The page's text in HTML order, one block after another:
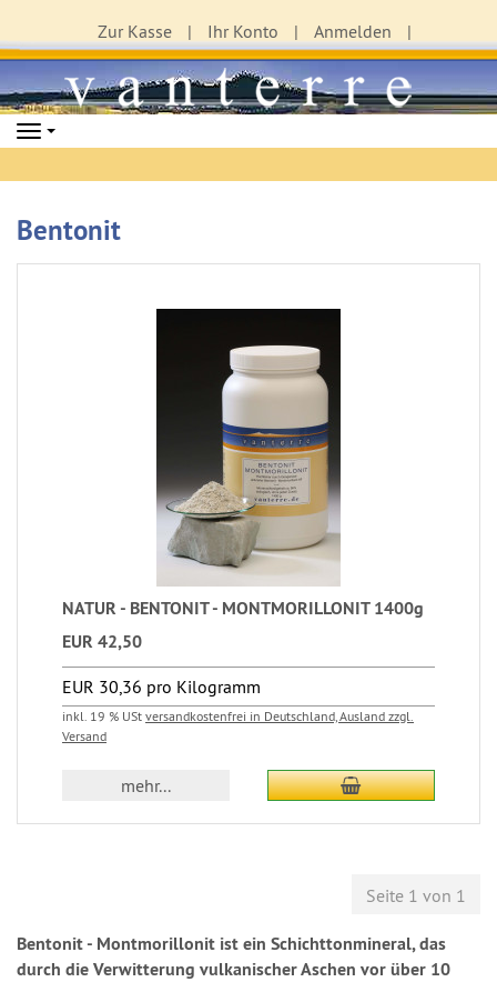
Zur Kasse Ihr Konto Anmelden
Navigation
Bentonit
NATUR - BENTONIT - MONTMORILLONIT 1400g
EUR 42,50
EUR 30,36 pro Kilogramm
inkl. 19 % USt versandkostenfrei in Deutschland, Ausland zzgl.
Versand
mehr...
Seite 1 von 1
Bentonit - Montmorillonit ist ein Schichttonmineral, das
durch die Verwitterung vulkanischer Aschen vor über 10